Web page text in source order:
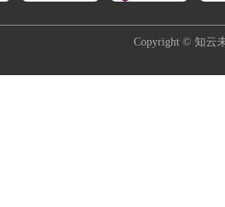
Copyright © 知云